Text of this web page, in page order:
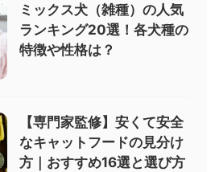
ミックス犬（雑種）の人気
ランキング20選！各犬種の
特徴や性格は？
【専門家監修】安くて安全
なキャットフードの見分け
方｜おすすめ16選と選び方